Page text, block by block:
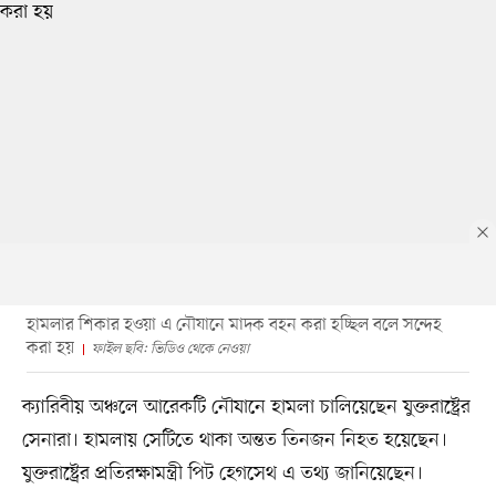
হামলার শিকার হওয়া এ নৌযানে মাদক বহন করা হচ্ছিল বলে সন্দেহ
করা হয়
ফাইল ছবি: ভিডিও থেকে নেওয়া
ক্যারিবীয় অঞ্চলে আরেকটি নৌযানে হামলা চালিয়েছেন যুক্তরাষ্ট্রের
সেনারা। হামলায় সেটিতে থাকা অন্তত তিনজন নিহত হয়েছেন।
যুক্তরাষ্ট্রের প্রতিরক্ষামন্ত্রী পিট হেগসেথ এ তথ্য জানিয়েছেন।